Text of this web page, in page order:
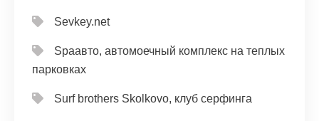
Sevkey.net
Spaавто, автомоечный комплекс на теплых
парковках
Surf brothers Skolkovo, клуб серфинга